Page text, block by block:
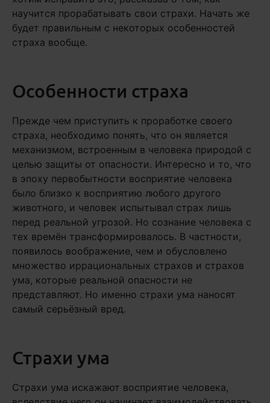
научится прорабатывать свои страхи. Начать же
будет правильным с некоторых особенностей
страха вообще.
Особенности страха
Прежде чем приступить к проработке своего
страха, необходимо понять, что он является
механизмом, встроенным в человека природой с
целью защиты от опасности. Интересно и то, что
в эпоху первобытности восприятие человека
было близко к восприятию любого другого
животного, и человек испытывал страх лишь
перед реальной угрозой. Но сознание человека с
тех времён трансформировалось. В частности,
появилось воображение, чем и обусловлено
множество иррациональных страхов и страхов
ума, которые реальной опасности не
представляют. Но именно страхи ума наносят
самый серьёзный вред.
Страхи ума
Страхи ума искажают восприятие человека,